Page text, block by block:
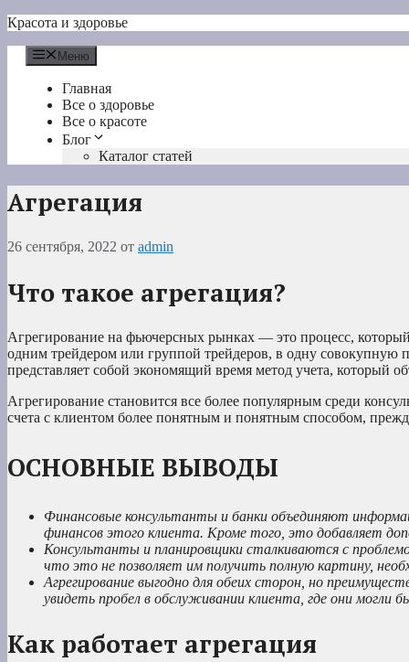
Перейти
содержимому
Красота и здоровье
Меню
Главная
Все о здоровье
Все о красоте
Блог
Каталог статей
Агрегация
26 сентября, 2022 от admin
Что такое агрегация?
Агрегирование на фьючерсных рынках — это процесс,
одним трейдером или группой трейдеров, в одну
представляет собой экономящий время метод учета, который
Агрегирование становится все более популярным среди
счета с клиентом более понятным и понятным способом,
ОСНОВНЫЕ ВЫВОДЫ
Финансовые консультанты и банки объединяют
финансов этого клиента. Кроме того, это добавляет
Консультанты и планировщики сталкиваются с
что это не позволяет им получить полную картину,
Агрегирование выгодно для обеих сторон, но
увидеть пробел в обслуживании клиента, где они могли
Как работает агрегация